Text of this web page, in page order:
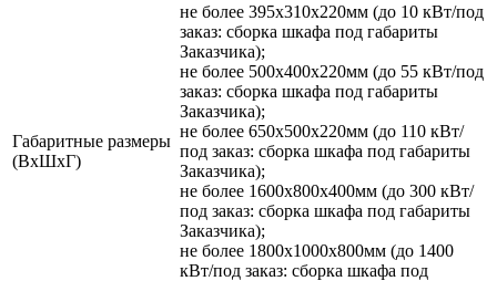
Габаритные размеры
(ВхШхГ)
не более 395х310х220мм (до 10 кВт/под
заказ: сборка шкафа под габариты
Заказчика);
не более 500х400х220мм (до 55 кВт/под
заказ: сборка шкафа под габариты
Заказчика);
не более 650х500х220мм (до 110 кВт/
под заказ: сборка шкафа под габариты
Заказчика);
не более 1600х800х400мм (до 300 кВт/
под заказ: сборка шкафа под габариты
Заказчика);
не более 1800х1000х800мм (до 1400
кВт/под заказ: сборка шкафа под